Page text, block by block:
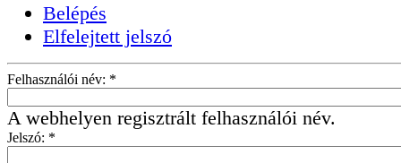
Belépés
Elfelejtett jelszó
Felhasználói név: *
A webhelyen regisztrált felhasználói név.
Jelszó: *